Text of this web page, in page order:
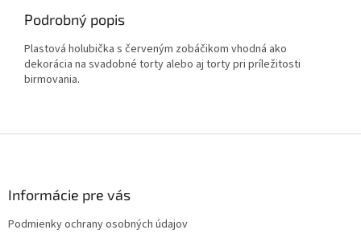
Podrobný popis
Plastová holubička s červeným zobáčikom vhodná ako
dekorácia na svadobné torty alebo aj torty pri príležitosti
birmovania.
Informácie pre vás
Podmienky ochrany osobných údajov